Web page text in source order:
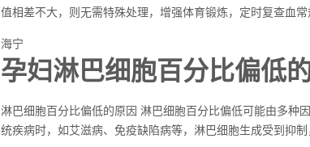
值相差不大，则无需特殊处理，增强体育锻炼，定时复查血常
海宁
孕妇淋巴细胞百分比偏低
淋巴细胞百分比偏低的原因 淋巴细胞百分比偏低可能由多种
统疾病时，如艾滋病、免疫缺陷病等，淋巴细胞生成受到抑